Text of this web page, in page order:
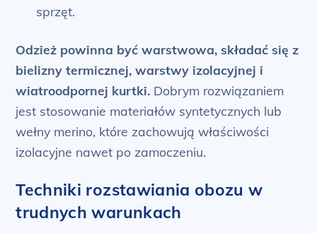
sprzęt.
Odzież powinna być warstwowa, składać się z
bielizny termicznej, warstwy izolacyjnej i
wiatroodpornej kurtki. Dobrym rozwiązaniem
jest stosowanie materiałów syntetycznych lub
wełny merino, które zachowują właściwości
izolacyjne nawet po zamoczeniu.
Techniki rozstawiania obozu w
trudnych warunkach